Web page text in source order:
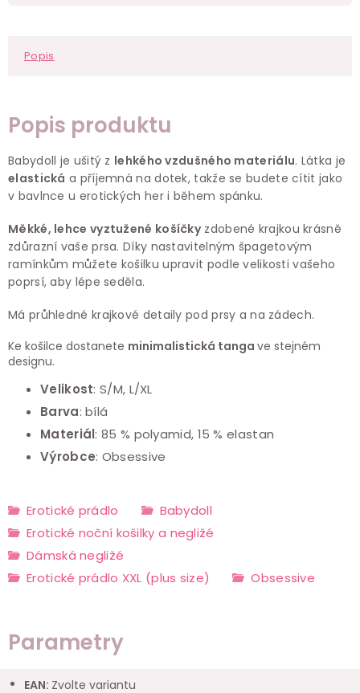
Popis
Popis produktu
Babydoll je ušitý z lehkého vzdušného materiálu. Látka je
elastická a příjemná na dotek, takže se budete cítit jako
v bavlnce u erotických her i během spánku.
Měkké, lehce vyztužené košíčkyzdobené krajkou krásně
zdůrazní vaše prsa. Díky nastavitelným špagetovým
ramínkům můžete košilku upravit podle velikosti vašeho
poprsí, aby lépe seděla.
Má průhledné krajkové detaily pod prsy a na zádech.
Ke košilce dostanete minimalistická tanga ve stejném
designu.
Velikost: S/M, L/XL
Barva: bílá
Materiál: 85 % polyamid, 15 % elastan
Výrobce: Obsessive
Erotické prádlo
Babydoll
Erotické noční košilky a negližé
Dámská negližé
Erotické prádlo XXL (plus size)
Obsessive
Parametry
EAN: Zvolte variantu